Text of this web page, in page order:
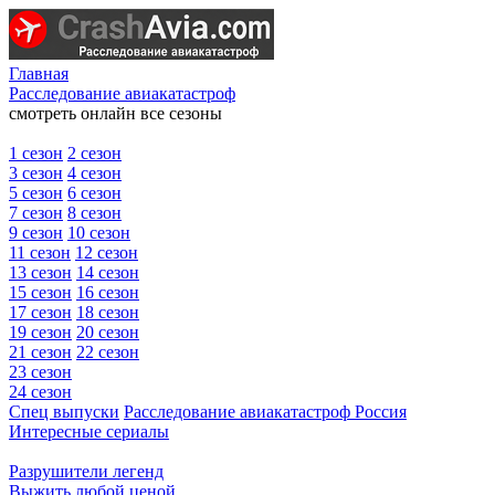
Главная
Расследование авиакатастроф
смотреть онлайн все сезоны
1 сезон 2 сезон
3 сезон 4 сезон
5 сезон 6 сезон
7 сезон 8 сезон
9 сезон 10 сезон
11 сезон 12 сезон
13 сезон 14 сезон
15 сезон 16 сезон
17 сезон 18 сезон
19 сезон 20 сезон
21 сезон 22 сезон
23 сезон
24 сезон
Спец выпуски Расследование авиакатастроф Россия
Интересные сериалы
Разрушители легенд
Выжить любой ценой